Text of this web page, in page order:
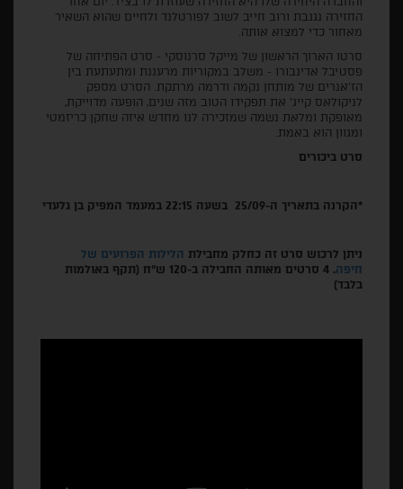
החזירה נגנבת ורוב חייב לשוב לפורטלנד ולחיים שהוא השאיר
מאחור כדי למצוא אותה.
סרטו הארוך הראשון של מייקל סרנוסקי - סרט הפתיחה של
פסטיבל אדינבורו - משלב במקוריות מרעננת ומתעתעת בין
הז'אנרים של מותחן נקמה ודרמה מרתקת. הסרט מספק
לניקולאס קייג' את תפקידו הטוב מזה שנים, הופעה מדוייקת,
מאופקת ומלאת נשמה שמזכירה לנו מחדש איזה שחקן כריזמטי
ומגוון הוא באמת.
סרט ביכורים
*הקרנה בתאריך ה-25/09 בשעה 22:15 במעמד המפיק בן גלעדי
ניתן לרכוש סרט זה כחלק מחבילת הלילות הפרועים של
חיפה
. 4 סרטים מאותה החבילה ב-120 ש"ח (תקף באולמות
בלבד)